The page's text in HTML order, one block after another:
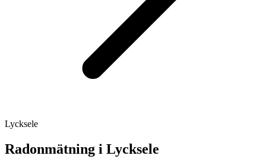
Lycksele
Radonmätning i Lycksele